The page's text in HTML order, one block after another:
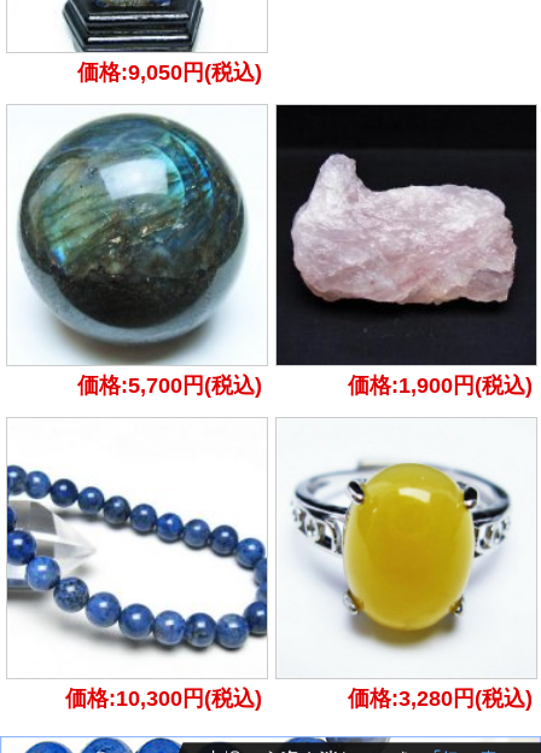
価格:9,050円(税込)
価格:5,700円(税込) 価格:1,900円(税込)
価格:10,300円(税込) 価格:3,280円(税込)